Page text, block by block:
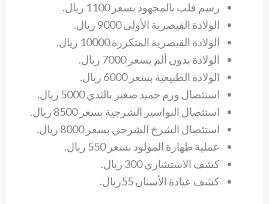
رسم قلب بالمجهود بسعر 1100 ريال.
الولادة القيصرية الأولى 9000 ريال.
الولادة القيصرية المتكررة 10000 ريال.
الولادة بدون ألم بسعر 7000 ريال.
الولادة الطبيعية بسعر 6000 ريال.
استئصال ورم حميد صغير بالثدي 5000 ريال.
استئصال البواسير الشرجية بسعر 8500 ريال.
استئصال الشرخ الشرجي بسعر 8000 ريال.
عملية طهارة المولود بسعر 550 ريال.
كشف الاستشاري 300 ريال.
كشف عيادة الأسنان 55ريال.